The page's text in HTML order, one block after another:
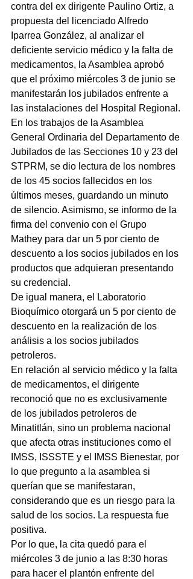
contra del ex dirigente Paulino Ortiz, a
propuesta del licenciado Alfredo
Iparrea González, al analizar el
deficiente servicio médico y la falta de
medicamentos, la Asamblea aprobó
que el próximo miércoles 3 de junio se
manifestarán los jubilados enfrente a
las instalaciones del Hospital Regional.
En los trabajos de la Asamblea
General Ordinaria del Departamento de
Jubilados de las Secciones 10 y 23 del
STPRM, se dio lectura de los nombres
de los 45 socios fallecidos en los
últimos meses, guardando un minuto
de silencio. Asimismo, se informo de la
firma del convenio con el Grupo
Mathey para dar un 5 por ciento de
descuento a los socios jubilados en los
productos que adquieran presentando
su credencial.
De igual manera, el Laboratorio
Bioquímico otorgará un 5 por ciento de
descuento en la realización de los
análisis a los socios jubilados
petroleros.
En relación al servicio médico y la falta
de medicamentos, el dirigente
reconoció que no es exclusivamente
de los jubilados petroleros de
Minatitlán, sino un problema nacional
que afecta otras instituciones como el
IMSS, ISSSTE y el IMSS Bienestar, por
lo que pregunto a la asamblea si
querían que se manifestaran,
considerando que es un riesgo para la
salud de los socios. La respuesta fue
positiva.
Por lo que, la cita quedó para el
miércoles 3 de junio a las 8:30 horas
para hacer el plantón enfrente del